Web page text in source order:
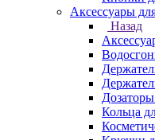
Аксессуары
Назад
Кольца